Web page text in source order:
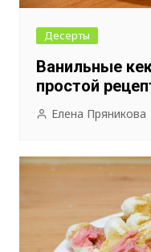
Десерты
Ванильные
простой
Елена Пряникова